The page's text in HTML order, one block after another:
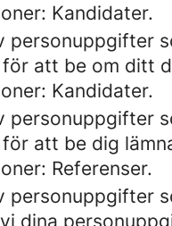
Kandidater.
personuppgifter
att be om ditt
Kandidater.
personuppgifter
att be dig
Referenser.
personuppgifter
dina